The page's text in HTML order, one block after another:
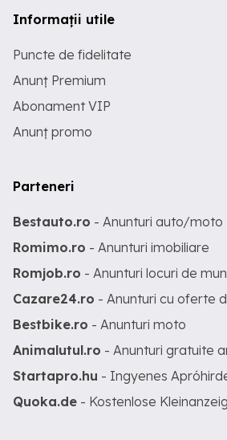
Informații utile
Puncte de fidelitate
Anunț Premium
Abonament VIP
Anunț promo
Parteneri
Bestauto.ro - Anunturi auto/moto
Romimo.ro - Anunturi imobiliare
Romjob.ro - Anunturi locuri de
Cazare24.ro - Anunturi cu oferte
Bestbike.ro - Anunturi moto
Animalutul.ro - Anunturi gratuite
Startapro.hu - Ingyenes
Quoka.de - Kostenlose